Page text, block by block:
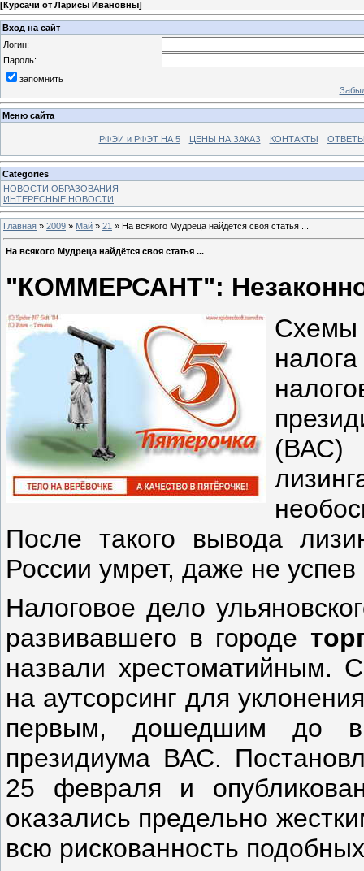
[Курсачи от Ларисы Ивановны]
Вход на сайт
Логин:
Пароль:
запомнить
Меню сайта
РФЭИ и РФЭТ НА 5 ЦЕНЫ НА ЗАКАЗ КОНТАКТЫ
Categories
НОВОСТИ ОБРАЗОВАНИЯ
ИНТЕРЕСНЫЕ НОВОСТИ
Главная » 2009 » Май » 21 » На всякого Мудреца найдётся своя статья ...
На всякого Мудреца найдётся своя статья ...
"КОММЕРСАНТ":
Схемы
(ВАС)
После такого вывода
России умрет, даже не успев
Налоговое дело
развивавшего в городе
назвали хрестоматийным.
на аутсорсинг для
первым, дошедшим до
президиума ВАС.
25 февраля и
оказались предельно
всю рискованность